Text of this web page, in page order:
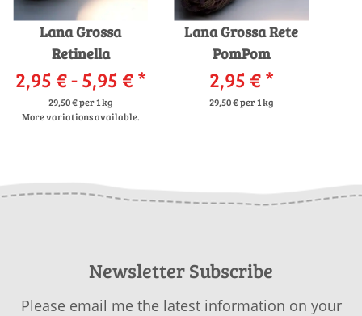
Lana Grossa
Retinella
2,95 € -5,95 €*
29,50 € per 1 kg
More variations available.
Lana Grossa Rete
PomPom
2,95 €*
29,50 € per 1 kg
Newsletter Subscribe
Please email me the latest information on your